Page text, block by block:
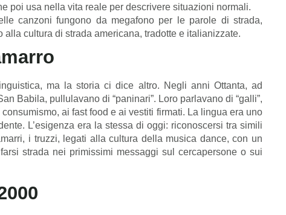
poi usa nella vita reale per descrivere situazioni normali.
canzoni fungono da megafono per le parole di strada,
cultura di strada americana, tradotte e italianizzate.
ma la storia ci dice altro. Negli anni Ottanta, ad
Babila, pullulavano di “paninari”. Loro parlavano di “galli”,
ai fast food e ai vestiti firmati. La lingua era uno
L’esigenza era la stessa di oggi: riconoscersi tra simili
i truzzi, legati alla cultura della musica dance, con un
strada nei primissimi messaggi sul cercapersone o sui